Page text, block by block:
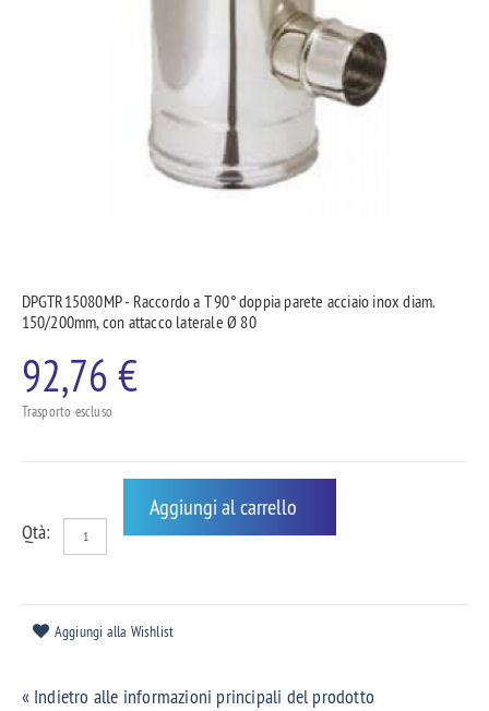
DPGTR15080MP - Raccordo a T 90° doppia parete acciaio inox diam.
150/200mm, con attacco laterale Ø 80
92,76 €
Trasporto escluso
Qtà:
Aggiungi al carrello
Aggiungi alla Wishlist
« Indietro alle informazioni principali del prodotto